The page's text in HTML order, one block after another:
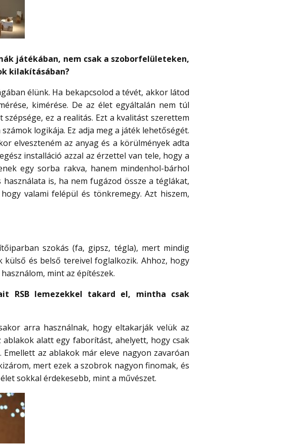
játékában, nem csak a szoborfelületeken,
kilakításában?
élünk. Ha bekapcsolod a tévét, akkor látod
kimérése. De az élet egyáltalán nem túl
ez a realitás. Ezt a kvalitást szerettem
logikája. Ez adja meg a játék lehetőségét.
elveszteném az anyag és a körülmények adta
installáció azzal az érzettel van tele, hogy a
egy sorba rakva, hanem mindenhol-bárhol
is, ha nem fugázod össze a téglákat,
valami felépül és tönkremegy. Azt hiszem,
szokás (fa, gipsz, tégla), mert mindig
és belső tereivel foglalkozik. Ahhoz, hogy
mint az építészek.
RSB lemezekkel takard el, mintha csak
arra használnak, hogy eltakarják velük az
alatt egy faborítást, ahelyett, hogy csak
az ablakok már eleve nagyon zavaróan
mert ezek a szobrok nagyon finomak, és
sokkal érdekesebb, mint a művészet.